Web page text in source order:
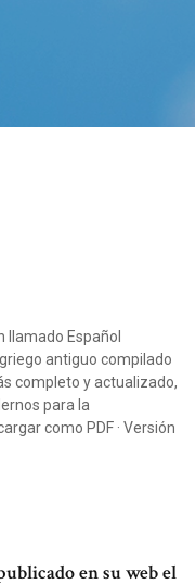
llamado Español
antiguo compilado
completo y actualizado,
para la
como PDF · Versión
en su web el